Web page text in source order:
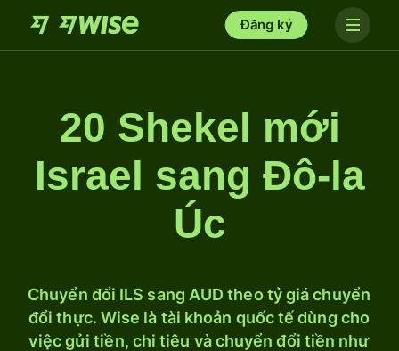
Đăng ký
20 Shekel mới
Israel sang Đô-la
Úc
Chuyển đổi ILS sang AUD theo tỷ giá chuyển
đổi thực. Wise là tài khoản quốc tế dùng cho
việc gửi tiền, chi tiêu và chuyển đổi tiền như